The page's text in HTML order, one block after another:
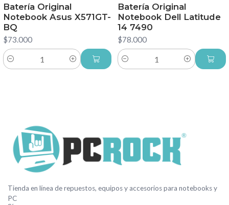
Batería Original
Notebook Asus X571GT-
BQ
$73.000
Cantidad
Batería Original
Notebook Dell Latitude
14 7490
$78.000
Cantidad
Tienda en línea de repuestos, equipos y accesorios para notebooks y
PC